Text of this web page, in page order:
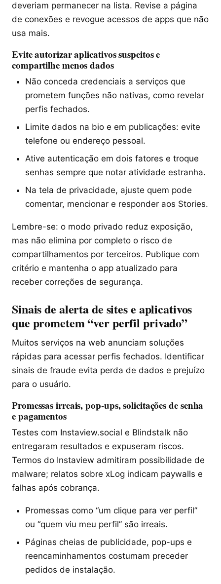
deveriam permanecer na lista. Revise a página
de conexões e revogue acessos de apps que não
usa mais.
Evite autorizar aplicativos suspeitos e
compartilhe menos dados
Não conceda credenciais a serviços que
prometem funções não nativas, como revelar
perfis fechados.
Limite dados na bio e em publicações: evite
telefone ou endereço pessoal.
Ative autenticação em dois fatores e troque
senhas sempre que notar atividade estranha.
Na tela de privacidade, ajuste quem pode
comentar, mencionar e responder aos Stories.
Lembre-se: o modo privado reduz exposição,
mas não elimina por completo o risco de
compartilhamentos por terceiros. Publique com
critério e mantenha o app atualizado para
receber correções de segurança.
Sinais de alerta de sites e aplicativos
que prometem “ver perfil privado”
Muitos serviços na web anunciam soluções
rápidas para acessar perfis fechados. Identificar
sinais de fraude evita perda de dados e prejuízo
para o usuário.
Promessas irreais, pop-ups, solicitações de senha
e pagamentos
Testes com Instaview.social e Blindstalk não
entregaram resultados e expuseram riscos.
Termos do Instaview admitiram possibilidade de
malware; relatos sobre xLog indicam paywalls e
falhas após cobrança.
Promessas como “um clique para ver perfil”
ou “quem viu meu perfil” são irreais.
Páginas cheias de publicidade, pop-ups e
reencaminhamentos costumam preceder
pedidos de instalação.